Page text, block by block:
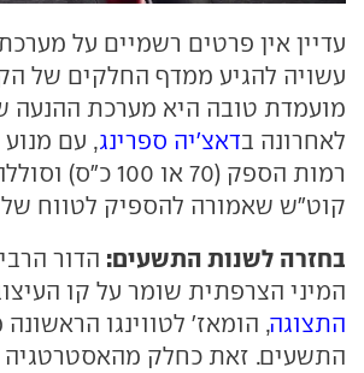
עדיין אין פרטים רשמיים על
עשויה להגיע ממדף החלקים של
מועמדת טובה היא מערכת ההנעה
לאחרונה בדאצ'יה ספרינג, עם
קוט"ש שאמורה להספיק לטווח של כ-250
בחזרה לשנות התשעים: הדור
המיני הצרפתית שומר על קו
התצוגה, הומאז' לטווינגו
התשעים. זאת כחלק מהאסטרטגיה